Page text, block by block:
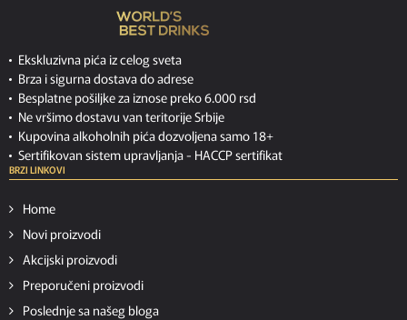
Ekskluzivna pića iz celog sveta
Brza i sigurna dostava do adrese
Besplatne pošiljke za iznose preko 6.000 rsd
Ne vršimo dostavu van teritorije Srbije
Kupovina alkoholnih pića dozvoljena samo 18+
Sertifikovan sistem upravljanja - HACCP sertifikat
BRZI LINKOVI
Home
Novi proizvodi
Akcijski proizvodi
Preporučeni proizvodi
Poslednje sa našeg bloga